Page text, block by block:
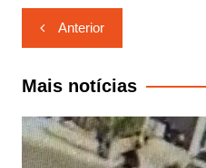
Navegação
de
Post
Anterior
Mais notícias